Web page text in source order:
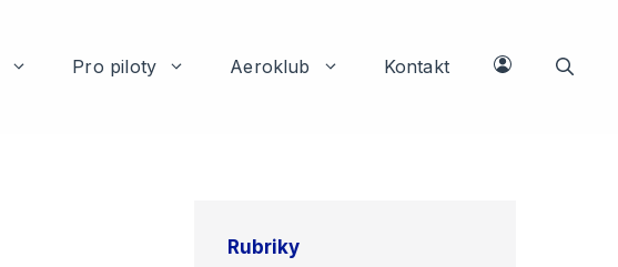
Pro piloty Aeroklub Kontakt
Rubriky